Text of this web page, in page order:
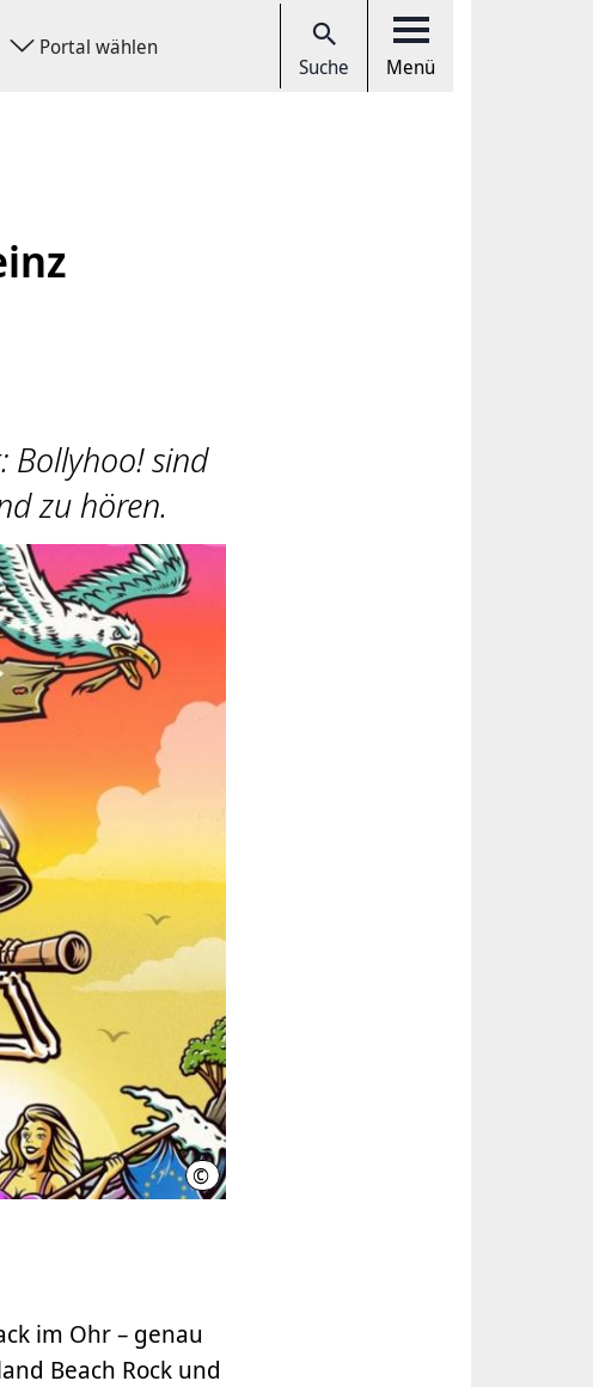
Portal wählen
Suche Menü
Bollyhoo! sind
zu hören.
© Béi Chéz Heinz (Quelle)
im Ohr – genau
Beach Rock und